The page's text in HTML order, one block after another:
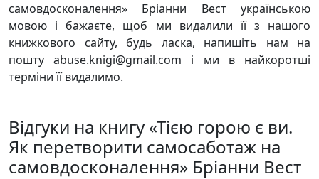
самовдосконалення» Бріанни Вест українською
мовою і бажаєте, щоб ми видалили її з нашого
книжкового сайту, будь ласка, напишіть нам на
пошту abuse.knigi@gmail.com і ми в найкоротші
терміни її видалимо.
Відгуки на книгу «Тією горою є ви.
Як перетворити самосаботаж на
самовдосконалення» Бріанни Вест